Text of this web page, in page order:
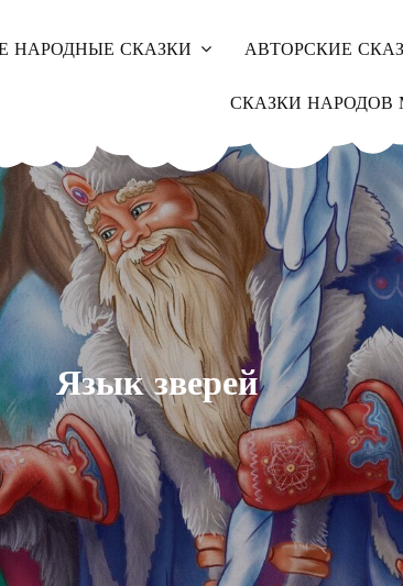
НАРОДНЫЕ СКАЗКИ АВТОРСКИЕ
СКАЗКИ НАРОДОВ
Язык зверей